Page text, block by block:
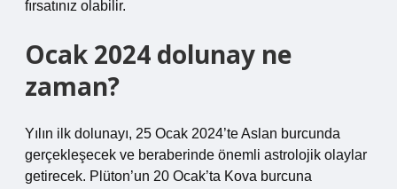
fırsatınız olabilir.
Ocak 2024 dolunay ne
zaman?
Yılın ilk dolunayı, 25 Ocak 2024’te Aslan burcunda
gerçekleşecek ve beraberinde önemli astrolojik olaylar
getirecek. Plüton’un 20 Ocak’ta Kova burcuna